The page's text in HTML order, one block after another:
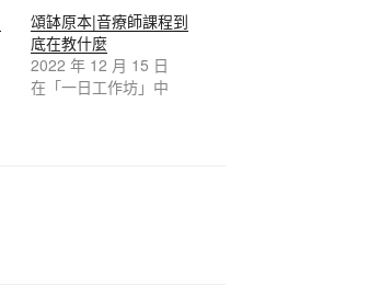
頌缽原本|音療師課程到
底在教什麼
2022 年 12 月 15 日
在「一日工作坊」中